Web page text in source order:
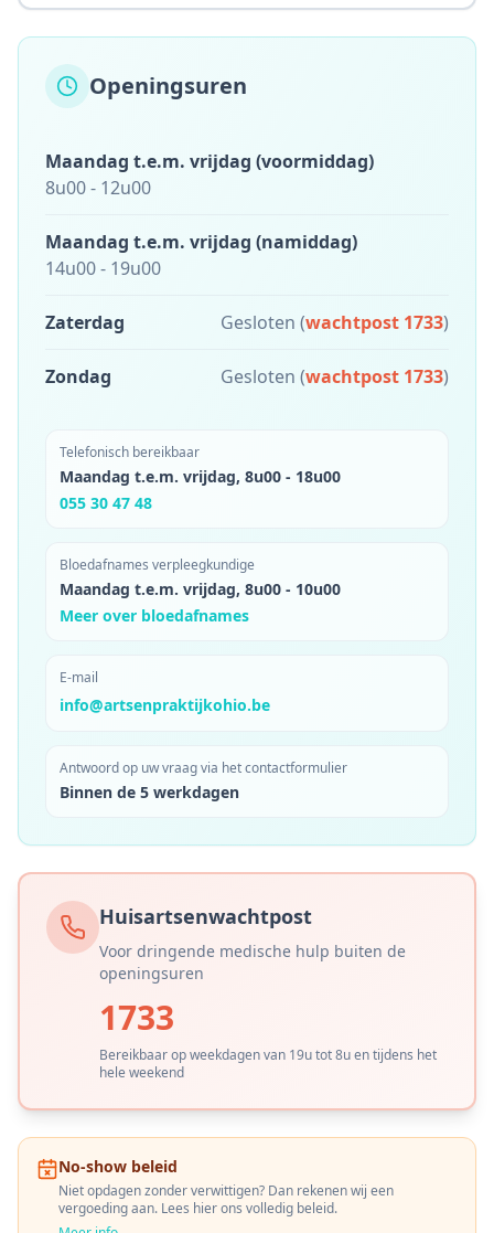
Openingsuren
Maandag t.e.m. vrijdag (voormiddag)
8u00- 12u00
Maandag t.e.m. vrijdag (namiddag)
14u00- 19u00
Zaterdag Gesloten (wachtpost 1733)
Zondag Gesloten (wachtpost 1733)
Telefonisch bereikbaar
Maandag t.e.m. vrijdag, 8u00 - 18u00
055 30 47 48
Bloedafnames verpleegkundige
Maandag t.e.m. vrijdag, 8u00 - 10u00
Meer over bloedafnames
E-mail
info@artsenpraktijkohio.be
Antwoord op uw vraag via het contactformulier
Binnen de 5 werkdagen
Huisartsenwachtpost
Voor dringende medische hulp buiten de
openingsuren
1733
Bereikbaar op weekdagen van 19u tot 8u en tijdens het
hele weekend
No-show beleid
Niet opdagen zonder verwittigen? Dan rekenen wij een
vergoeding aan. Lees hier ons volledig beleid.